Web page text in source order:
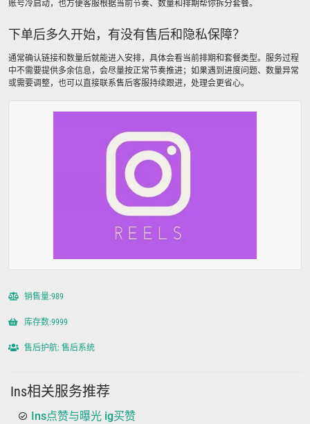
账号冷启动，也方便客服根据当前节奏、数量和排期帮你拆分套餐。
下单后多久开始，有没有售后和隐私保障？
通常确认链接和数量后就能进入安排，具体会看当前排期和套餐类型。服务过程
中不需要提供多余信息，会尽量按正常节奏推进；如果遇到进度问题、数量异常
或需要调整，也可以直接联系售后客服持续跟进，处理会更省心。
销售量:989
库存数:9999
售后护航: 售后系统
Ins相关服务推荐
Ins点赞与曝光 ig买赞